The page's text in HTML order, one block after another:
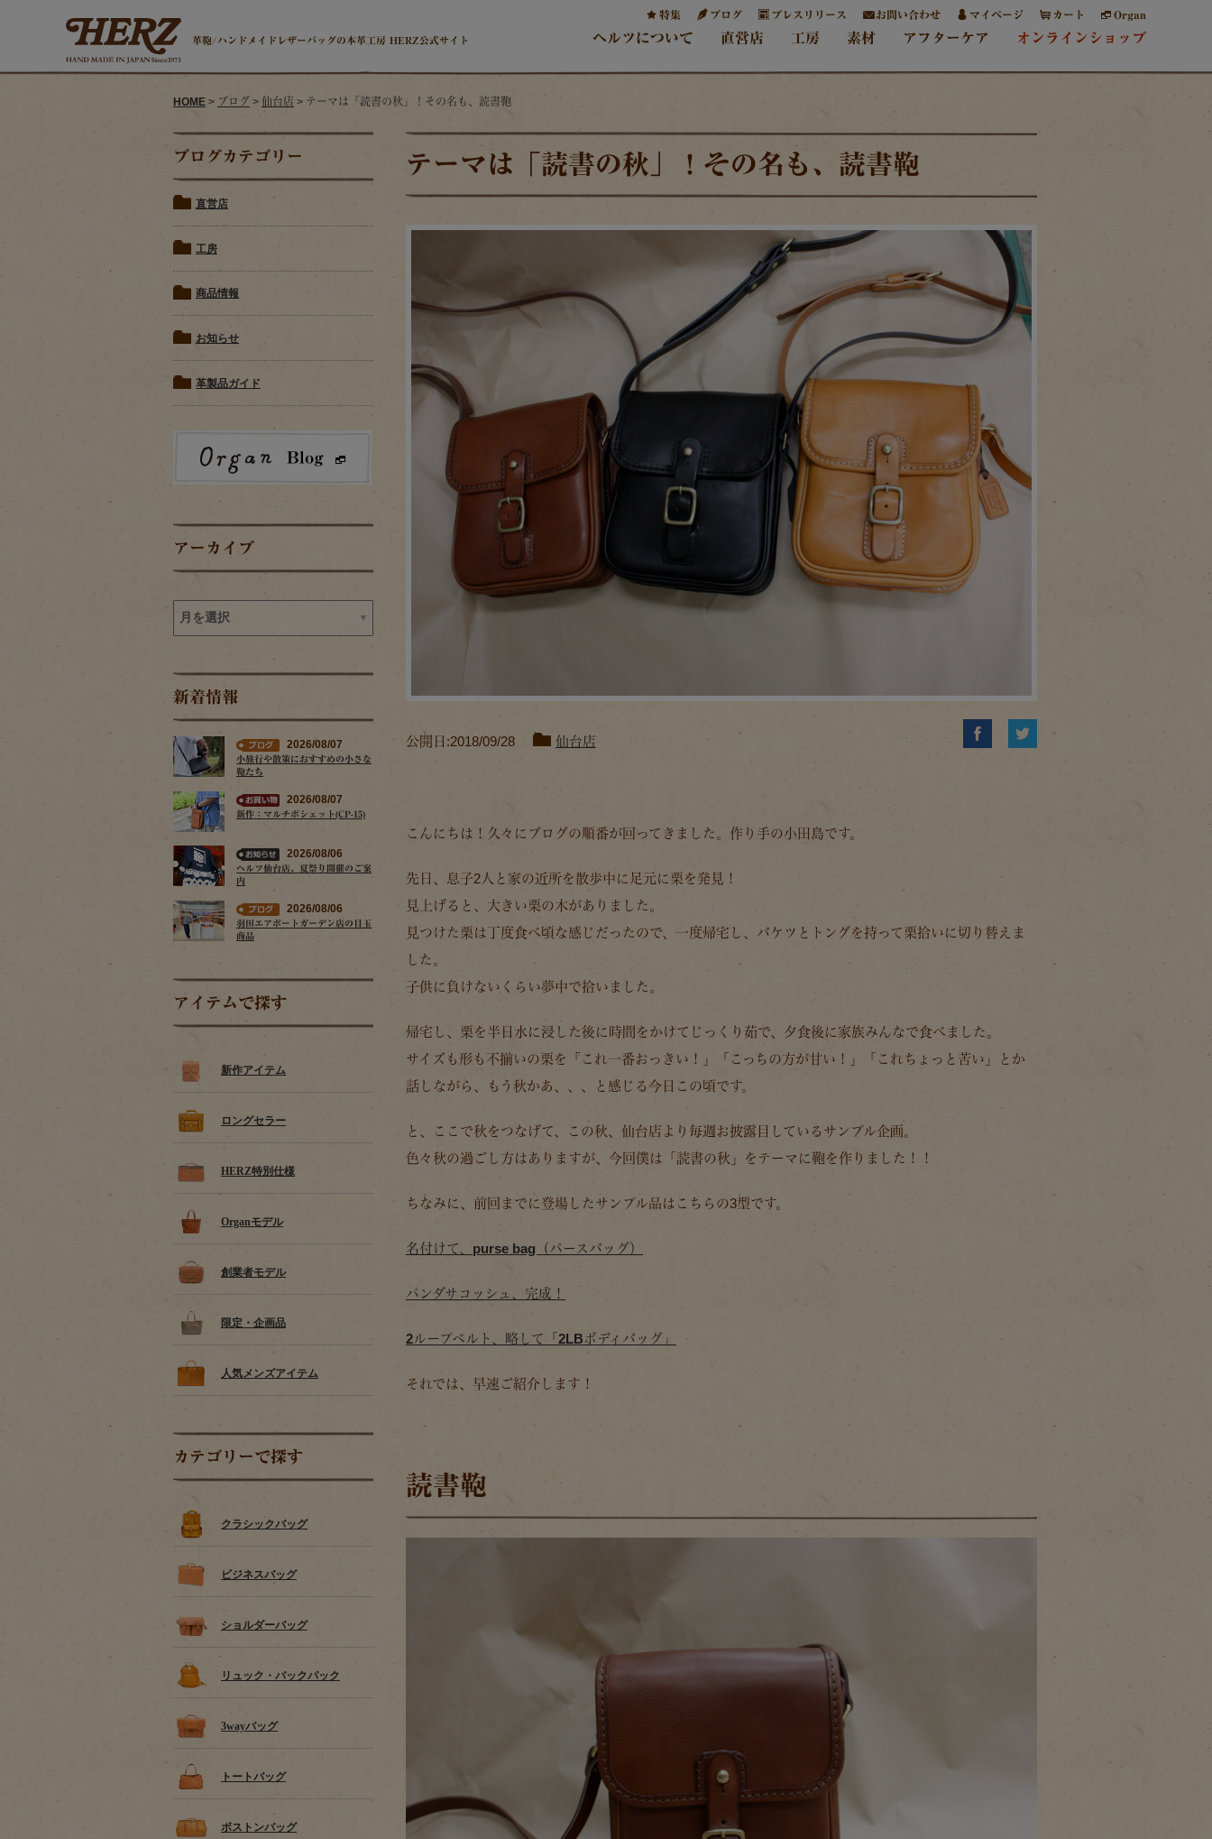
革鞄/ハンドメイドレザーバッグの本革工房 HERZ公式サイト
特集 ブログ プレスリリース お問い合わせ マイページ カート Organ
ヘルツについて 直営店 工房 素材 アフターケア オンラインショップ
HOME > ブログ > 仙台店 > テーマは「読書の秋」！その名も、読書鞄
ブログカテゴリー
直営店
工房
商品情報
お知らせ
革製品ガイド
アーカイブ
新着情報
2026/08/07
小旅行や散策におすすめの小さな
鞄たち
2026/08/07
新作：マルチポシェット(CP-15)
2026/08/06
ヘルツ仙台店、夏祭り開催のご案
内
2026/08/06
羽田エアポートガーデン店の目玉
商品
アイテムで探す
新作アイテム
ロングセラー
HERZ特別仕様
Organモデル
創業者モデル
限定・企画品
人気メンズアイテム
カテゴリーで探す
クラシックバッグ
ビジネスバッグ
ショルダーバッグ
リュック・バックパック
3wayバッグ
トートバッグ
ボストンバッグ
テーマは「読書の秋」！その名も、読書鞄
公開日:2018/09/28 仙台店
こんにちは！久々にブログの順番が回ってきました。作り手の小田島です。
先日、息子2人と家の近所を散歩中に足元に栗を発見！
見上げると、大きい栗の木がありました。
見つけた栗は丁度食べ頃な感じだったので、一度帰宅し、バケツとトングを持って栗拾いに切り替えま
した。
子供に負けないくらい夢中で拾いました。
帰宅し、栗を半日水に浸した後に時間をかけてじっくり茹で、夕食後に家族みんなで食べました。
サイズも形も不揃いの栗を「これ一番おっきい！」「こっちの方が甘い！」「これちょっと苦い」とか
話しながら、もう秋かあ、、、と感じる今日この頃です。
と、ここで秋をつなげて、この秋、仙台店より毎週お披露目しているサンプル企画。
色々秋の過ごし方はありますが、今回僕は「読書の秋」をテーマに鞄を作りました！！
ちなみに、前回までに登場したサンプル品はこちらの3型です。
名付けて、purse bag（パースバッグ）
パンダサコッシュ、完成！
2ループベルト、略して「2LBボディバッグ」
それでは、早速ご紹介します！
読書鞄